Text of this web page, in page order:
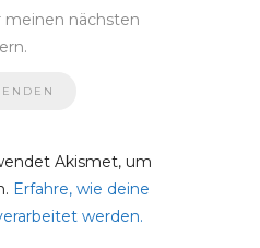
meinen nächsten
Akismet, um
Erfahre, wie deine
werden.